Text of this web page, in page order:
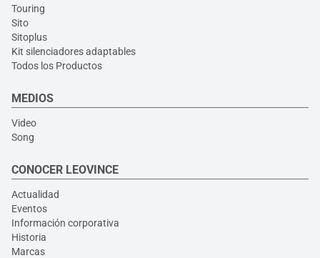
Touring
Sito
Sitoplus
Kit silenciadores adaptables
Todos los Productos
MEDIOS
Video
Song
CONOCER LEOVINCE
Actualidad
Eventos
Información corporativa
Historia
Marcas